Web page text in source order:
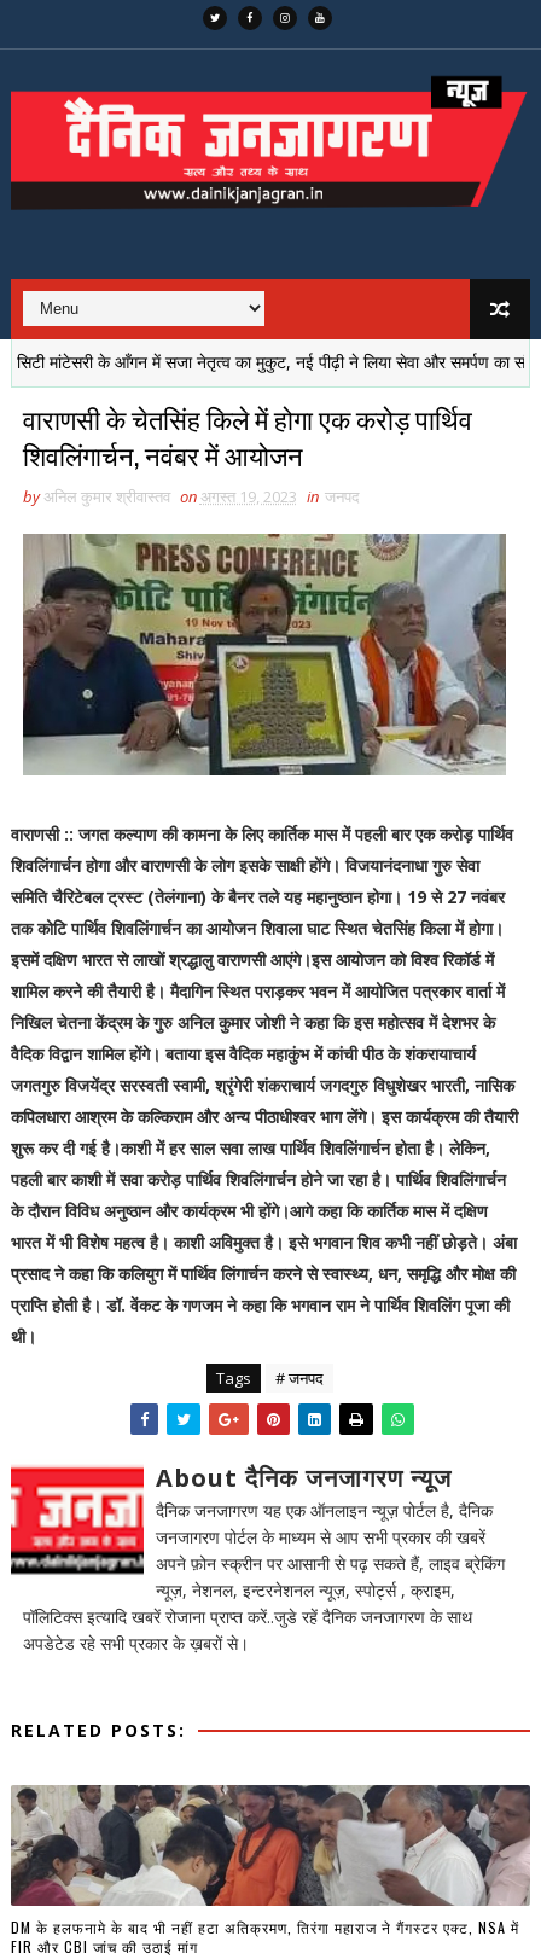
मांटेसरी के आँगन में सजा नेतृत्व का मुकुट, नई पीढ़ी ने लिया सेवा और समर्पण का संकल्प
वाराणसी के चेतसिंह किले में होगा एक करोड़ पार्थिव
शिवलिंगार्चन, नवंबर में आयोजन
byअनिल कुमार श्रीवास्तव onअगस्त 19, 2023 in जनपद
वाराणसी :: जगत कल्याण की कामना के लिए कार्तिक मास में पहली बार एक करोड़ पार्थिव
शिवलिंगार्चन होगा और वाराणसी के लोग इसके साक्षी होंगे। विजयानंदनाधा गुरु सेवा
समिति चैरिटेबल ट्रस्ट (तेलंगाना) के बैनर तले यह महानुष्ठान होगा। 19 से 27 नवंबर
तक कोटि पार्थिव शिवलिंगार्चन का आयोजन शिवाला घाट स्थित चेतसिंह किला में होगा।
इसमें दक्षिण भारत से लाखों श्रद्धालु वाराणसी आएंगे।इस आयोजन को विश्व रिकॉर्ड में
शामिल करने की तैयारी है। मैदागिन स्थित पराड़कर भवन में आयोजित पत्रकार वार्ता में
निखिल चेतना केंद्रम के गुरु अनिल कुमार जोशी ने कहा कि इस महोत्सव में देशभर के
वैदिक विद्वान शामिल होंगे। बताया इस वैदिक महाकुंभ में कांची पीठ के शंकरायाचार्य
जगतगुरु विजयेंद्र सरस्वती स्वामी, श्रृंगेरी शंकराचार्य जगदगुरु विधुशेखर भारती, नासिक
कपिलधारा आश्रम के कल्किराम और अन्य पीठाधीश्वर भाग लेंगे। इस कार्यक्रम की तैयारी
शुरू कर दी गई है।काशी में हर साल सवा लाख पार्थिव शिवलिंगार्चन होता है। लेकिन,
पहली बार काशी में सवा करोड़ पार्थिव शिवलिंगार्चन होने जा रहा है। पार्थिव शिवलिंगार्चन
के दौरान विविध अनुष्ठान और कार्यक्रम भी होंगे।आगे कहा कि कार्तिक मास में दक्षिण
भारत में भी विशेष महत्व है। काशी अविमुक्त है। इसे भगवान शिव कभी नहीं छोड़ते। अंबा
प्रसाद ने कहा कि कलियुग में पार्थिव लिंगार्चन करने से स्वास्थ्य, धन, समृद्धि और मोक्ष की
प्राप्ति होती है। डॉ. वेंकट के गणजम ने कहा कि भगवान राम ने पार्थिव शिवलिंग पूजा की
थी।
Tags # जनपद
About दैनिक जनजागरण न्यूज
दैनिक जनजागरण यह एक ऑनलाइन न्यूज़ पोर्टल है, दैनिक
जनजागरण पोर्टल के माध्यम से आप सभी प्रकार की खबरें
अपने फ़ोन स्क्रीन पर आसानी से पढ़ सकते हैं, लाइव ब्रेकिंग
न्यूज़, नेशनल, इन्टरनेशनल न्यूज़, स्पोर्ट्स , क्राइम,
पॉलिटिक्स इत्यादि खबरें रोजाना प्राप्त करें..जुडे रहें दैनिक जनजागरण के साथ
अपडेटेड रहे सभी प्रकार के ख़बरों से।
RELATED POSTS:
DM के हलफनामे के बाद भी नहीं हटा अतिक्रमण, तिरंगा महाराज ने गैंगस्टर एक्ट, NSA में
FIR और CBI जांच की उठाई मांग